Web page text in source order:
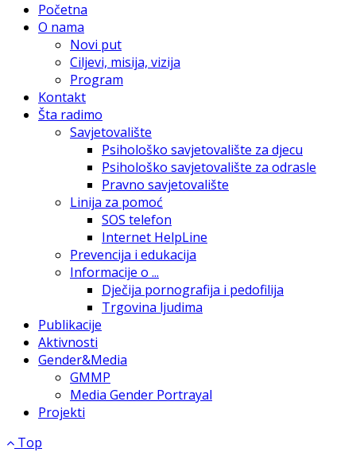
Početna
O nama
Novi put
Ciljevi, misija, vizija
Program
Kontakt
Šta radimo
Savjetovalište
Psihološko savjetovalište za djecu
Psihološko savjetovalište za odrasle
Pravno savjetovalište
Linija za pomoć
SOS telefon
Internet HelpLine
Prevencija i edukacija
Informacije o ...
Dječija pornografija i pedofilija
Trgovina ljudima
Publikacije
Aktivnosti
Gender&Media
GMMP
Media Gender Portrayal
Projekti
Top